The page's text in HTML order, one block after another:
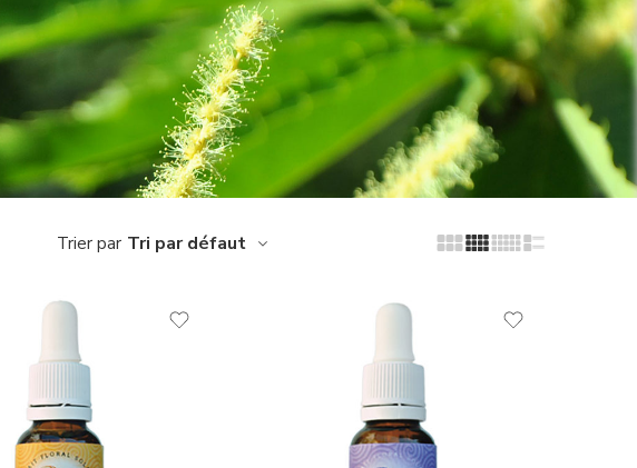
Trier par Tri par défaut